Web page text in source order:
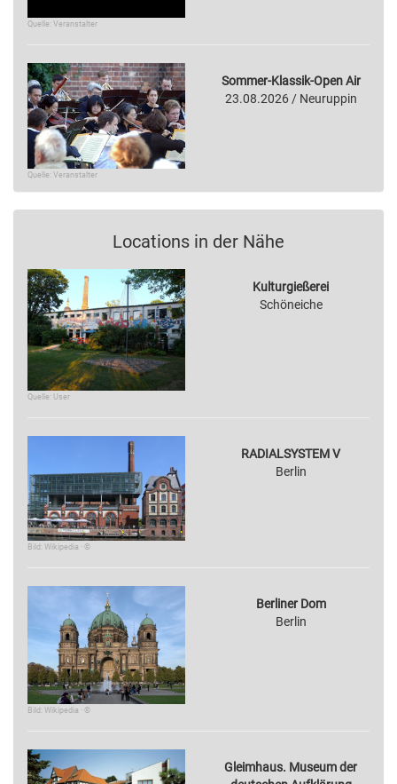
Quelle: Veranstalter
Quelle: Veranstalter
Sommer-Klassik-Open Air
23.08.2026 / Neuruppin
Locations in der Nähe
Quelle: User
Kulturgießerei
Schöneiche
Bild: Wikipedia · ©
RADIALSYSTEM V
Berlin
Bild: Wikipedia · ©
Berliner Dom
Berlin
Gleimhaus. Museum der